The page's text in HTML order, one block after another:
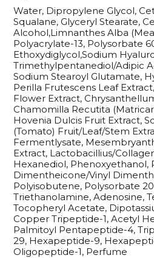
Water, Dipropylene Glycol,
Squalane, Glyceryl Stearate,
Alcohol,Limnanthes Alba
Polyacrylate-13, Polysorbate
Ethoxydiglycol,Sodium
Trimethylpentanediol/Adipic
Sodium Stearoyl Glutamate,
Perilla Frutescens Leaf
Flower Extract,
Chamomilla Recutita
Hovenia Dulcis Fruit Extract,
(Tomato) Fruit/Leaf/Stem
Fermentlysate,
Extract, Lactobacillius/
Hexanediol, Phenoxyethanol,
Dimentheicone/Vinyl
Polyisobutene, Polysorbate
Triethanolamine, Adenosine,
Tocopheryl Acetate,
Copper Tripeptide-1, Acetyl
Palmitoyl Pentapeptide-4,
29, Hexapeptide-9,
Oligopeptide-1, Perfume